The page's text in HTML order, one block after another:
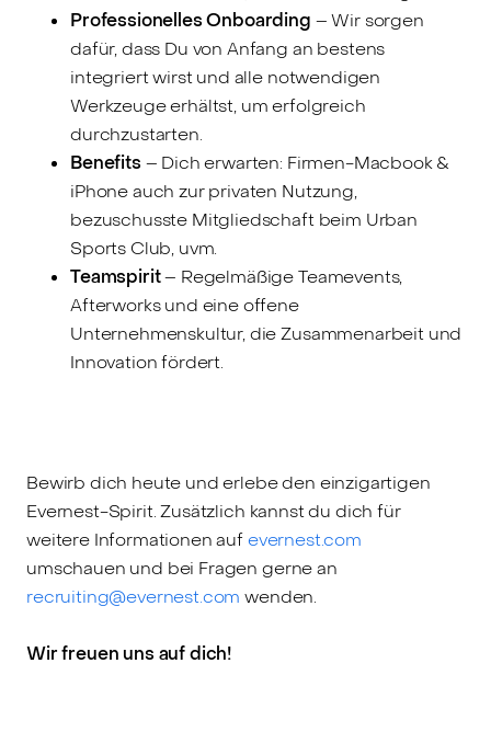
Professionelles Onboarding – Wir sorgen
dafür, dass Du von Anfang an bestens
integriert wirst und alle notwendigen
Werkzeuge erhältst, um erfolgreich
durchzustarten.
Benefits – Dich erwarten: Firmen-Macbook &
iPhone auch zur privaten Nutzung,
bezuschusste Mitgliedschaft beim Urban
Sports Club, uvm.
Teamspirit– Regelmäßige Teamevents,
Afterworks und eine offene
Unternehmenskultur, die Zusammenarbeit und
Innovation fördert.
Bewirb dich heute und erlebe den einzigartigen
Evernest-Spirit. Zusätzlich kannst du dich für
weitere Informationen aufevernest.com
umschauen und bei Fragen gerne an
recruiting@evernest.com wenden.
Wir freuen uns auf dich!